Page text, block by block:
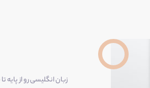
زبان انگلیسی رو از پایه تا